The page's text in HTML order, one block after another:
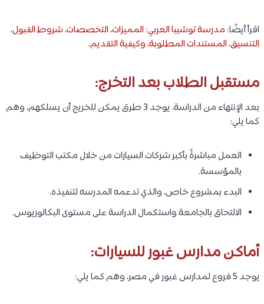
اقرأ أيضًا: مدرسة توشيبا العربي: المميزات، التخصصات، شروط القبول،
التنسيق، المستندات المطلوبة، وكيفية التقديم.
مستقبل الطلاب بعد التخرج:
بعد الإنتهاء من الدراسة، يوجد 3 طرق يمكن للخريج أن يسلكهم، وهم
كما يلي:
العمل مباشرةً بأكبر شركات السيارات من خلال مكتب التوظيف
بالمؤسسة.
البدء بمشروع خاص، والذي تدعمه المدرسه لتنفيذه.
الالتحاق بالجامعة واستكمال الدراسة على مستوى البكالوريوس.
أماكن مدارس غبور للسيارات:
يوجد 5 فروع لمدارس غبور في مصر، وهم كما يلي: